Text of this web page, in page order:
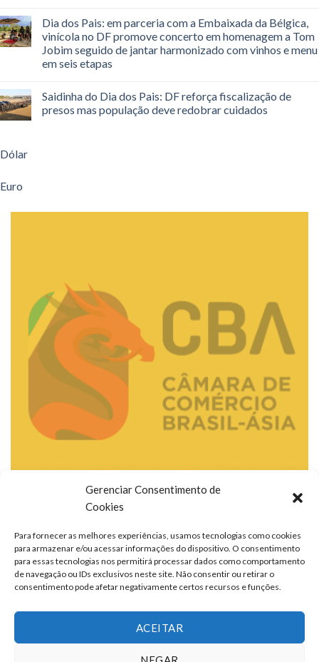
Gerenciar Consentimento de
Cookies
Para fornecer as melhores experiências, usamos tecnologias como cookies
para armazenar e/ou acessar informações do dispositivo. O consentimento
para essas tecnologias nos permitirá processar dados como comportamento
de navegação ou IDs exclusivos neste site. Não consentir ou retirar o
consentimento pode afetar negativamente certos recursos e funções.
ACEITAR
Dia dos Pais: em parceria com a Embaixada da Bélgica,
vinícola no DF promove concerto em homenagem a Tom
Jobim seguido de jantar harmonizado com vinhos e menu
em seis etapas
Saidinha do Dia dos Pais: DF reforça fiscalização de
presos mas população deve redobrar cuidados
Dólar
Euro